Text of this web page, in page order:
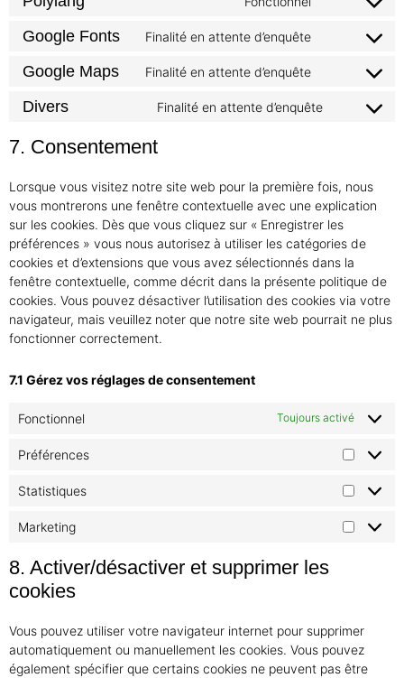
Google Fonts Finalité en attente d’enquête
Google Maps Finalité en attente d’enquête
Divers Finalité en attente d’enquête
7. Consentement
Lorsque vous visitez notre site web pour la première fois, nous
vous montrerons une fenêtre contextuelle avec une explication
sur les cookies. Dès que vous cliquez sur « Enregistrer les
préférences » vous nous autorisez à utiliser les catégories de
cookies et d’extensions que vous avez sélectionnés dans la
fenêtre contextuelle, comme décrit dans la présente politique de
cookies. Vous pouvez désactiver l’utilisation des cookies via votre
navigateur, mais veuillez noter que notre site web pourrait ne plus
fonctionner correctement.
7.1 Gérez vos réglages de consentement
Fonctionnel Toujours activé
Préférences
Statistiques
Marketing
8. Activer/désactiver et supprimer les
cookies
Vous pouvez utiliser votre navigateur internet pour supprimer
automatiquement ou manuellement les cookies. Vous pouvez
également spécifier que certains cookies ne peuvent pas être